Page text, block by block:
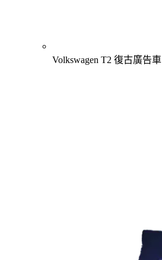
Volkswagen T2 復古廣告車